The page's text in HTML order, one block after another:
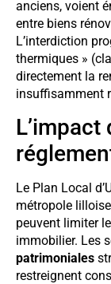
anciens, voient
entre biens
L’interdiction
thermiques »
directement la
insuffisamment
L’impact
Le Plan Local
métropole
peuvent limiter
immobilier. Les
patrimoniales
restreignent